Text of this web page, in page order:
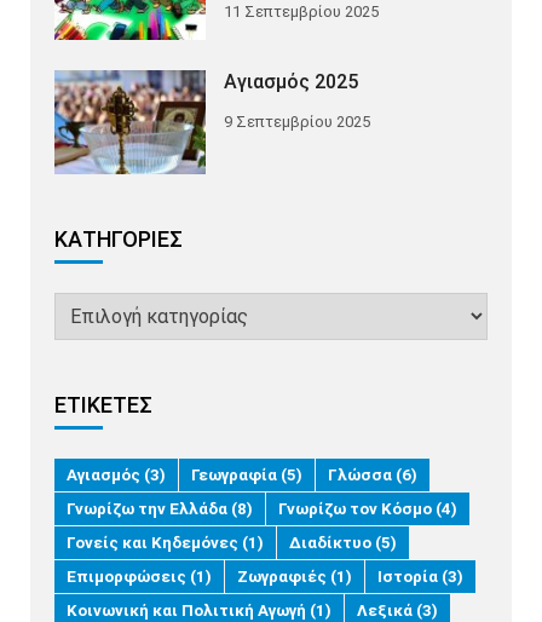
11 Σεπτεμβρίου 2025
Αγιασμός 2025
9 Σεπτεμβρίου 2025
KΑΤΗΓΟΡΊΕΣ
ΕΤΙΚΈΤΕΣ
Αγιασμός (3) Γεωγραφία (5) Γλώσσα (6)
Γνωρίζω την Ελλάδα (8) Γνωρίζω τον Κόσμο (4)
Γονείς και Κηδεμόνες (1) Διαδίκτυο (5)
Επιμορφώσεις (1) Ζωγραφιές (1) Ιστορία (3)
Κοινωνική και Πολιτική Αγωγή (1) Λεξικά (3)